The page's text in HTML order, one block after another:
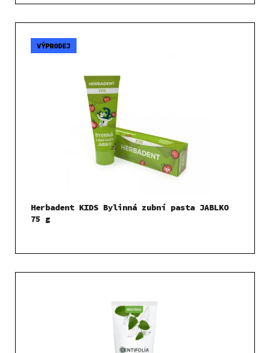
VÝPRODEJ
Herbadent KIDS Bylinná zubní pasta JABLKO
75 g